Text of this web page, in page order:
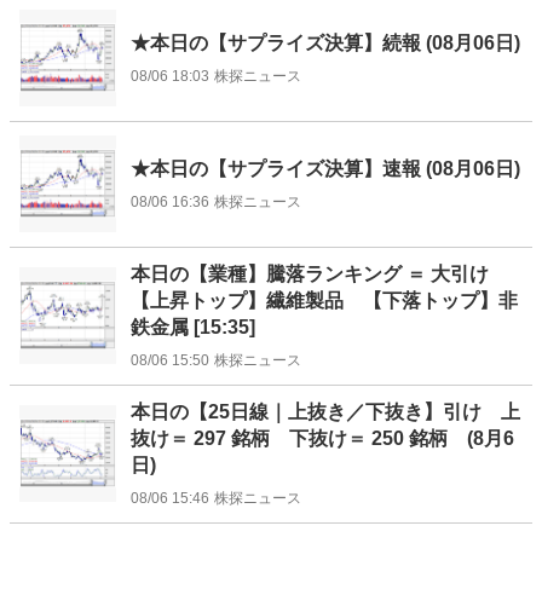
★本日の【サプライズ決算】続報 (08月06日)
08/06 18:03 株探ニュース
★本日の【サプライズ決算】速報 (08月06日)
08/06 16:36 株探ニュース
本日の【業種】騰落ランキング ＝ 大引け
【上昇トップ】繊維製品 【下落トップ】非
鉄金属 [15:35]
08/06 15:50 株探ニュース
本日の【25日線｜上抜き／下抜き】引け 上
抜け＝ 297 銘柄 下抜け＝ 250 銘柄 (8月6
日)
08/06 15:46 株探ニュース